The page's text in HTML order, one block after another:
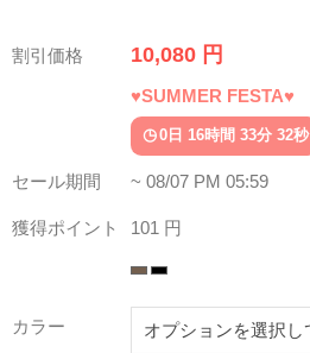
割引価格 10,080 円
♥SUMMER FESTA♥
0日 16時間 33分 27秒
セール期間 ~ 08/07 PM 05:59
獲得ポイント 101 円
カラー